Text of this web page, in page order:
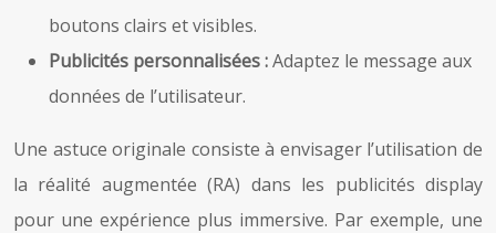
boutons clairs et visibles.
Publicités personnalisées :Adaptez le message aux
données de l’utilisateur.
Une astuce originale consiste à envisager l’utilisation de
la réalité augmentée (RA) dans les publicités display
pour une expérience plus immersive. Par exemple, une